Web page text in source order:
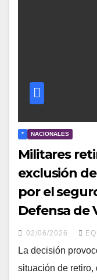
* NACIONALES
Militares
exclusión
por el
Defensa de
02/06/2026
La decisión
situación de retiro,